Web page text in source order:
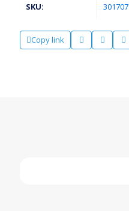
571
количина
SKU: 301707
Copy link